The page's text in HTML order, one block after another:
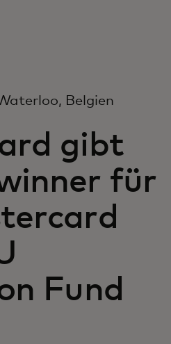
Trends
Belgien
gibt
für
Fund